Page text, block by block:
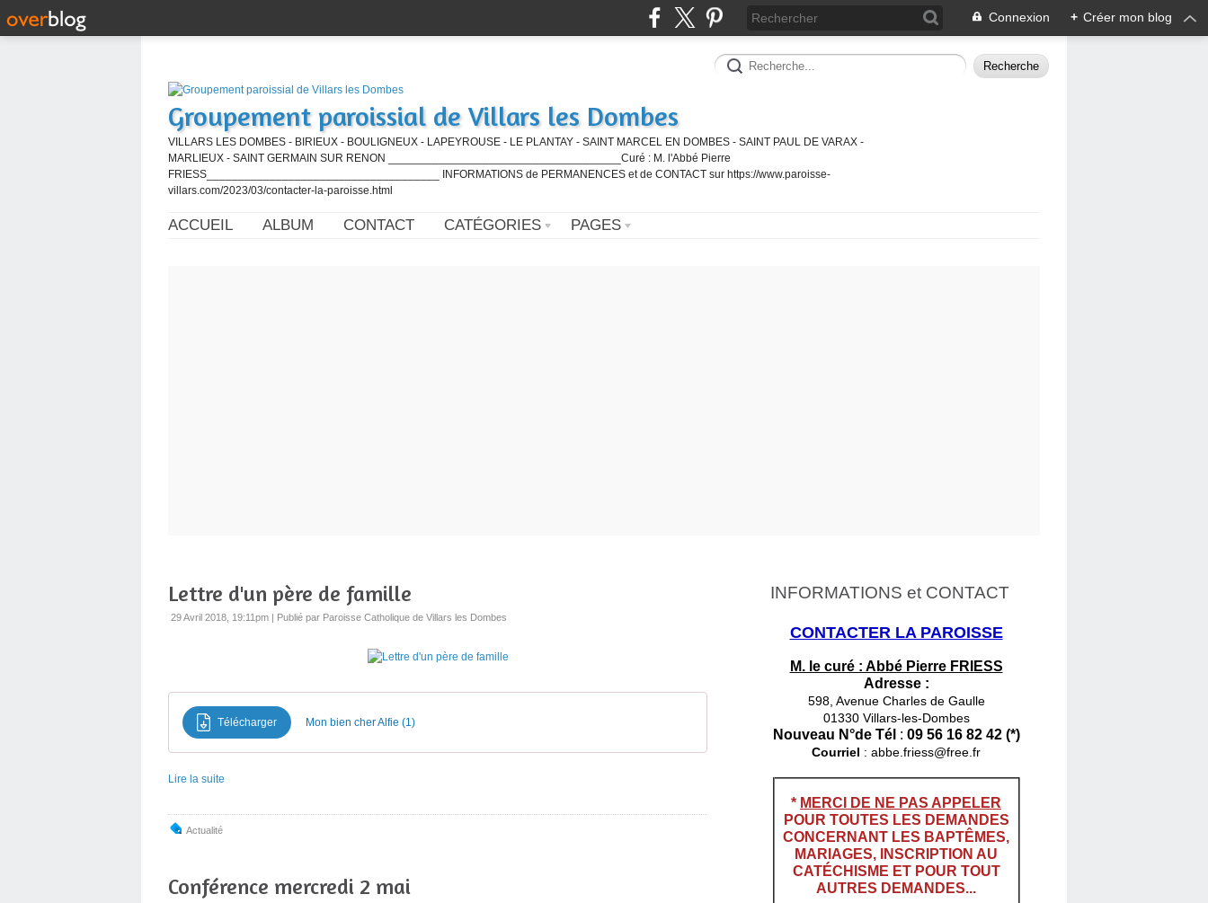
Connexion + Créer mon blog
Groupement paroissial de Villars les Dombes
VILLARS LES DOMBES - BIRIEUX - BOULIGNEUX - LAPEYROUSE - LE PLANTAY - SAINT MARCEL EN DOMBES - SAINT PAUL DE VARAX -
MARLIEUX - SAINT GERMAIN SUR RENON _____________________________________Curé : M. l'Abbé Pierre
FRIESS_____________________________________ INFORMATIONS de PERMANENCES et de CONTACT sur https://www.paroisse-
villars.com/2023/03/contacter-la-paroisse.html
ACCUEIL ALBUM CONTACT CATÉGORIES PAGES
Lettre d'un père de famille
29 Avril 2018, 19:11pm | Publié par Paroisse Catholique de Villars les Dombes
Télécharger Mon bien cher Alfie (1)
Lire la suite
Actualité
Conférence mercredi 2 mai
INFORMATIONS et CONTACT
CONTACTER LA PAROISSE
M. le curé : Abbé Pierre FRIESS
Adresse :
598, Avenue Charles de Gaulle
01330 Villars-les-Dombes
Nouveau N°de Tél : 09 56 16 82 42 (*)
Courriel : abbe.friess@free.fr
* MERCI DE NE PAS APPELER
POUR TOUTES LES DEMANDES
CONCERNANT LES BAPTÊMES,
MARIAGES, INSCRIPTION AU
CATÉCHISME ET POUR TOUT
AUTRES DEMANDES...